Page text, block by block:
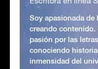
Soy apasionada de
creando contenido.
pasión por las
conociendo
inmensidad del